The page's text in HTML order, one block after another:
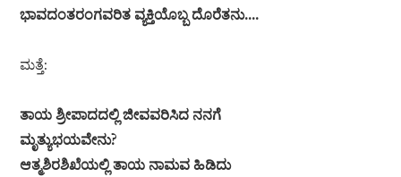
ಭಾವದಂತರಂಗವರಿತ ವ್ಯಕ್ತಿಯೊಬ್ಬ ದೊರೆತನು….
ಮತ್ತೆ:
ತಾಯ ಶ್ರೀಪಾದದಲ್ಲಿ ಜೀವವರಿಸಿದ ನನಗೆ
ಮೃತ್ಯುಭಯವೇನು?
ಆತ್ಮಶಿರಶಿಖೆಯಲ್ಲಿ ತಾಯ ನಾಮವ ಹಿಡಿದು